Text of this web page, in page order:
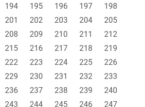
194 195 196 197
198
201 202 203 204
205
208 209 210 211
212
215 216 217 218
219
222 223 224 225
226
229 230 231 232
233
236 237 238 239
240
243 244 245 246
247